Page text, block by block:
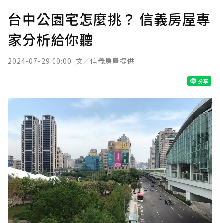
台中公園宅怎麼挑？ 信義房屋專
家分析給你聽
2024-07-29 00:00 文／信義房屋提供